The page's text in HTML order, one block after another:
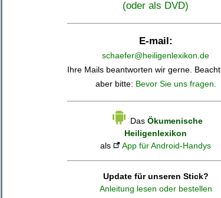
(oder als DVD)
E-mail:
schaefer@heiligenlexikon.de
Ihre Mails beantworten wir gerne.
aber bitte: Bevor Sie uns fragen.
Das Ökumenische
Heiligenlexikon
als
App für Android-Handys
Update für unseren Stick?
Anleitung lesen oder bestellen